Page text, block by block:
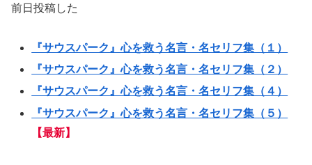
前日投稿した
『サウスパーク』心を救う名言・名セリフ集（１）
『サウスパーク』心を救う名言・名セリフ集（２）
『サウスパーク』心を救う名言・名セリフ集（４）
『サウスパーク』心を救う名言・名セリフ集（５）
【最新】